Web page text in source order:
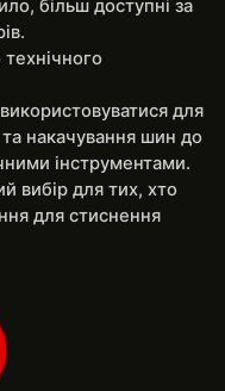
більш доступні за
для
та накачування шин до
інструментами.
вибір для тих, хто
для стиснення